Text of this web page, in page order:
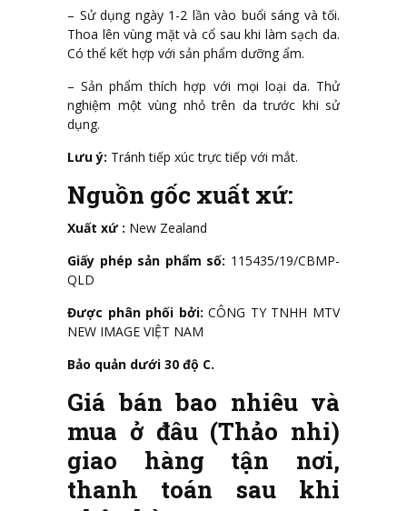
– Sử dụng ngày 1-2 lần vào buổi sáng và tối.
Thoa lên vùng mặt và cổ sau khi làm sạch da.
Có thể kết hợp với sản phẩm dưỡng ẩm.
– Sản phẩm thích hợp với mọi loại da. Thử
nghiệm một vùng nhỏ trên da trước khi sử
dụng.
Lưu ý: Tránh tiếp xúc trực tiếp với mắt.
Nguồn gốc xuất xứ:
Xuất xứ : New Zealand
Giấy phép sản phẩm số: 115435/19/CBMP-
QLD
Được phân phối bởi: CÔNG TY TNHH MTV
NEW IMAGE VIỆT NAM
Bảo quản dưới 30 độ C.
Giá bán bao nhiêu và
mua ở đâu (Thảo nhi)
giao hàng tận nơi,
thanh toán sau khi